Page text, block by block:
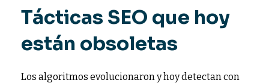
Tácticas SEO que hoy
están obsoletas
Los algoritmos evolucionaron y hoy detectan con